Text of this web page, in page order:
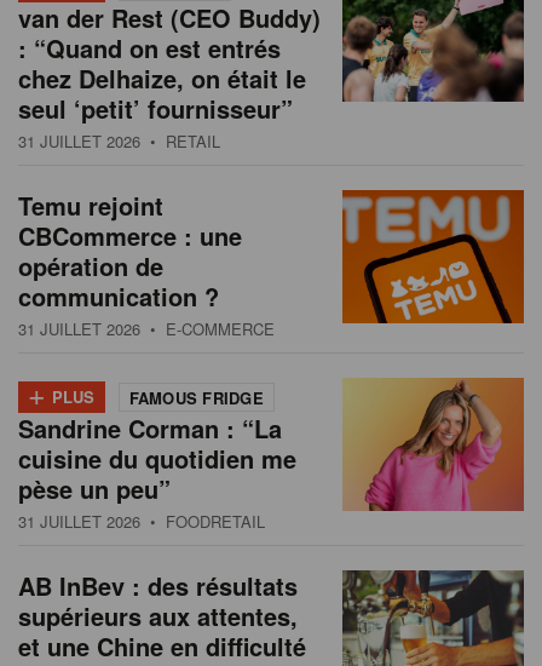
van der Rest (CEO Buddy)
: “Quand on est entrés
chez Delhaize, on était le
seul ‘petit’ fournisseur”
31 JUILLET 2026 • RETAIL
Temu rejoint
CBCommerce : une
opération de
communication ?
31 JUILLET 2026 • E-COMMERCE
+ PLUS FAMOUS FRIDGE
Sandrine Corman : “La
cuisine du quotidien me
pèse un peu”
31 JUILLET 2026 • FOODRETAIL
AB InBev : des résultats
supérieurs aux attentes,
et une Chine en difficulté